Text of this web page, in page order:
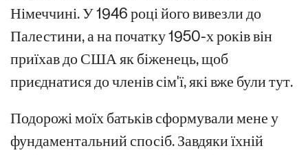
Німеччині. У 1946 році його вивезли до
Палестини, а на початку 1950-х років він
приїхав до США як біженець, щоб
приєднатися до членів сім'ї, які вже були тут.
Подорожі моїх батьків сформували мене у
фундаментальний спосіб. Завдяки їхній